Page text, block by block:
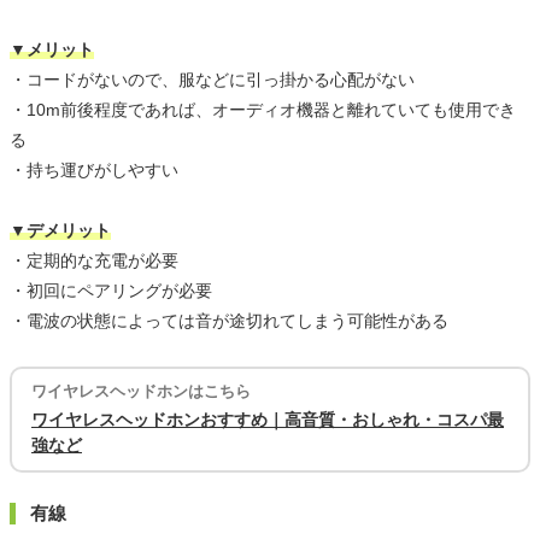
▼メリット
・コードがないので、服などに引っ掛かる心配がない
・10m前後程度であれば、オーディオ機器と離れていても使用でき
る
・持ち運びがしやすい
▼デメリット
・定期的な充電が必要
・初回にペアリングが必要
・電波の状態によっては音が途切れてしまう可能性がある
ワイヤレスヘッドホンはこちら
ワイヤレスヘッドホンおすすめ｜高音質・おしゃれ・コスパ最
強など
有線